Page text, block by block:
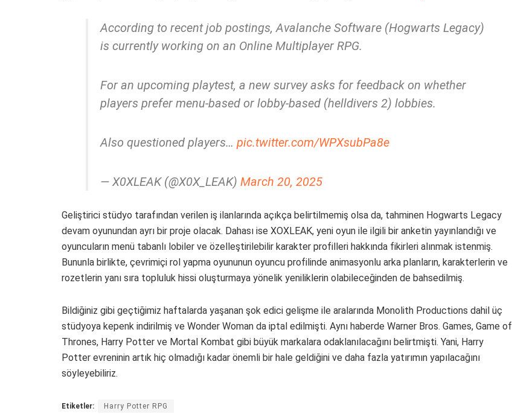
According to recent job postings, Avalanche Software (Hogwarts Legacy)
is currently working on an Online Multiplayer RPG.
For an upcoming playtest, a new survey asks for feedback on whether
players prefer menu-based or lobby-based (helldivers 2) lobbies.
Also questioned players… pic.twitter.com/WPXsubPa8e
— X0XLEAK (@X0X_LEAK) March 20, 2025
Geliştirici stüdyo tarafından verilen iş ilanlarında açıkça belirtilmemiş olsa da, tahminen Hogwarts Legacy
devam oyunundan ayrı bir proje olacak. Dahası ise XOXLEAK, yeni oyun ile ilgili bir anketin yayınlandığı ve
oyuncuların menü tabanlı lobiler ve özelleştirilebilir karakter profilleri hakkında fikirleri alınmak istenmiş.
Bununla birlikte, çevrimiçi rol yapma oyununun oyuncu profilinde animasyonlu arka planların, karakterlerin ve
rozetlerin yanı sıra topluluk hissi oluşturmaya yönelik yeniliklerin olabileceğinden de bahsedilmiş.
Bildiğiniz gibi geçtiğimiz haftalarda yaşanan şok edici gelişme ile aralarında Monolith Productions dahil üç
stüdyoya kepenk indirilmiş ve Wonder Woman da iptal edilmişti. Aynı haberde Warner Bros. Games, Game of
Thrones, Harry Potter ve Mortal Kombat gibi büyük markalara odaklanılacağını belirtmişti. Yani, Harry
Potter evreninin artık hiç olmadığı kadar önemli bir hale geldiğini ve daha fazla yatırımın yapılacağını
söyleyebiliriz.
Etiketler: Harry Potter RPG